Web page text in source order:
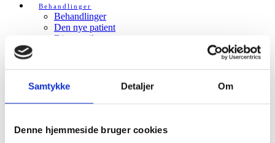
Samtykke Detaljer Om
Denne hjemmeside bruger cookies
Behandlinger
Behandlinger
Den nye patient
Diagnostik
Kroner og broer
Implantatbehandling
Rodbehandling
Bidskinner